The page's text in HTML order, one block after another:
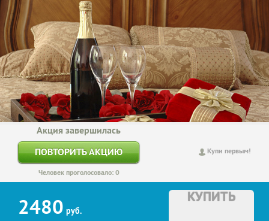
Купи первым!
Акция завершилась
ПОВТОРИТЬ АКЦИЮ
Человек проголосовало: 0
2480 руб.
КУПИТЬ